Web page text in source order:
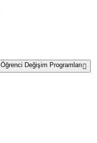
Öğrenci Değişim Programları